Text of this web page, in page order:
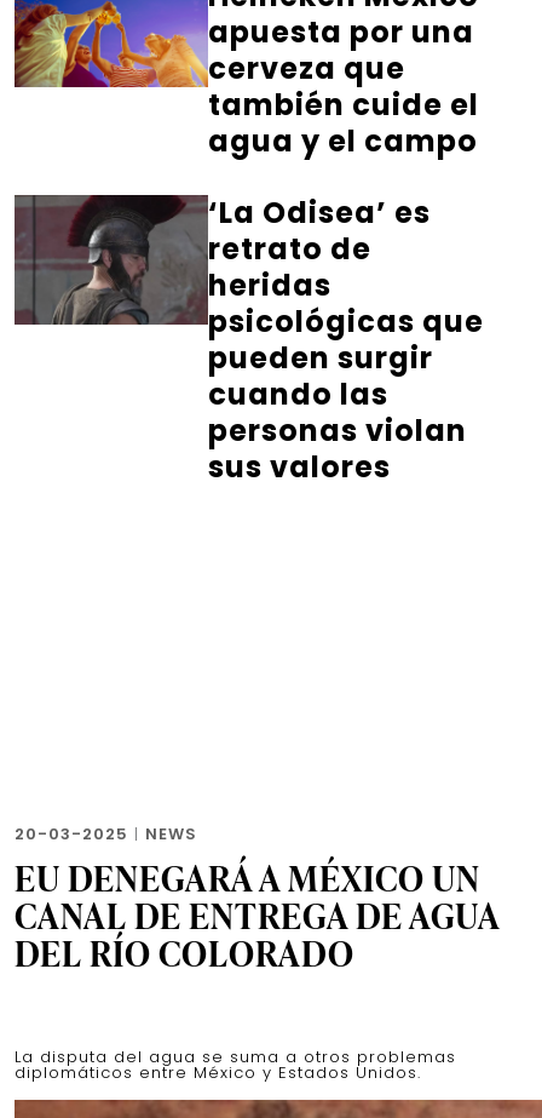
apuesta por una
cerveza que
también cuide el
agua y el campo
‘La Odisea’ es
retrato de
heridas
psicológicas que
pueden surgir
cuando las
personas violan
sus valores
20-03-2025 | NEWS
EU DENEGARÁ A MÉXICO UN
CANAL DE ENTREGA DE AGUA
DEL RÍO COLORADO
La disputa del agua se suma a otros problemas
diplomáticos entre México y Estados Unidos.